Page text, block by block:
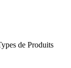
de Produits